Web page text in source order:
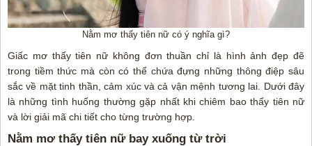
Nằm mơ thấy tiên nữ có ý nghĩa gì?
Giấc mơ thấy tiên nữ không đơn thuần chỉ là hình ảnh đẹp đẽ
trong tiềm thức mà còn có thể chứa đựng những thông điệp sâu
sắc về mặt tinh thần, cảm xúc và cả vận mệnh tương lai. Dưới đây
là những tình huống thường gặp nhất khi chiêm bao thấy tiên nữ
và lời giải mã chi tiết cho từng trường hợp.
Nằm mơ thấy tiên nữ bay xuống từ trời